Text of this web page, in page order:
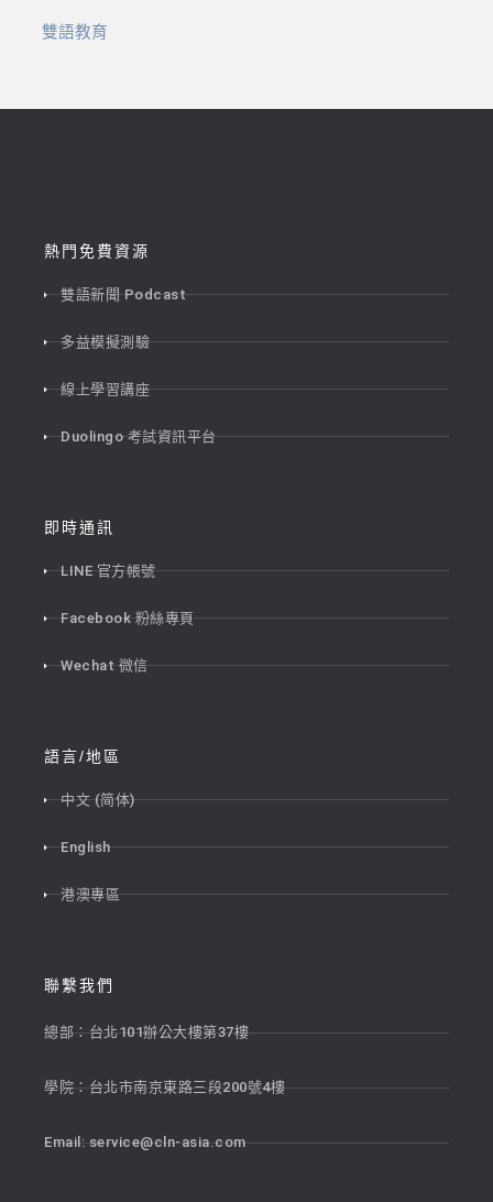
雙語教育
熱門免費資源
雙語新聞 Podcast
多益模擬測驗
線上學習講座
Duolingo 考試資訊平台
即時通訊
LINE 官方帳號
Facebook 粉絲專頁
Wechat 微信
語言/地區
中文 (简体)
English
港澳專區
聯繫我們
總部：台北101辦公大樓第37樓
學院：台北市南京東路三段200號4樓
Email:service@cln-asia.com